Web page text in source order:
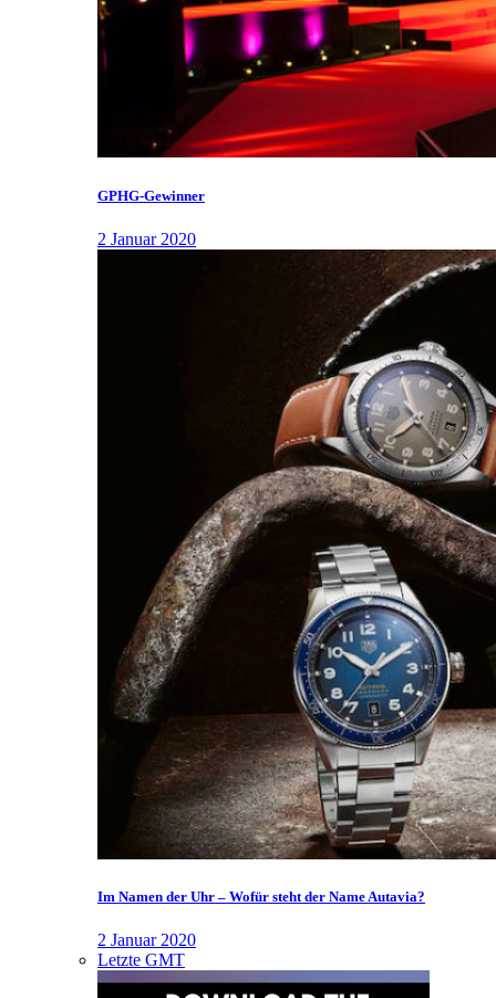
GPHG-Gewinner
2 Januar 2020
Im Namen der Uhr – Wofür steht der Name Autavia?
2 Januar 2020
Letzte GMT